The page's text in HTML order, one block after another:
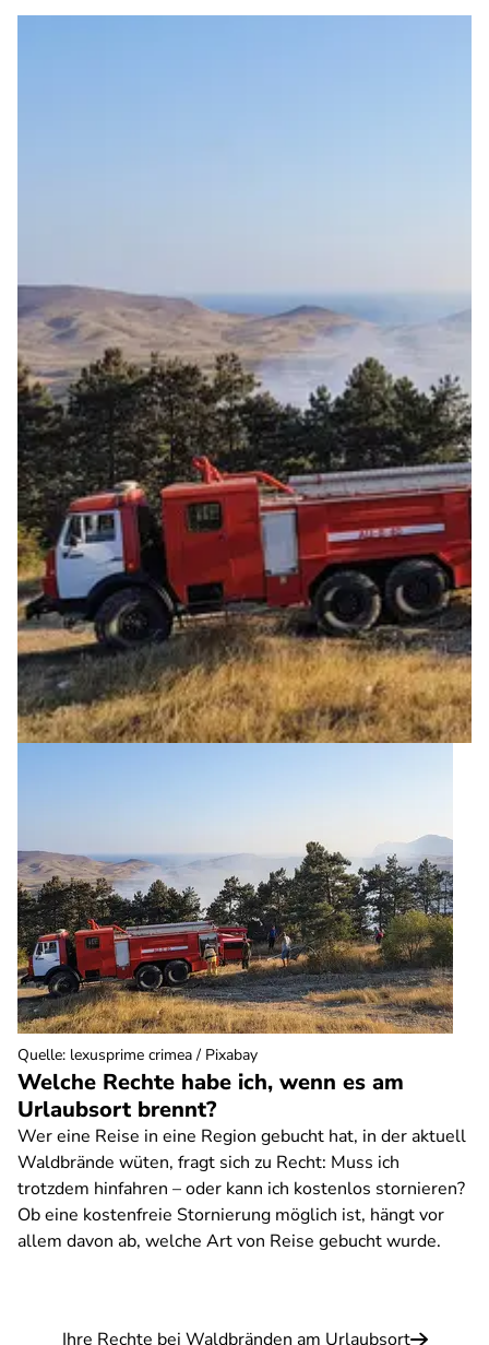
Welche Rechte habe ich, wenn es am
Urlaubsort brennt?
Wer eine Reise in eine Region gebucht hat, in der aktuell
Waldbrände wüten, fragt sich zu Recht: Muss ich
trotzdem hinfahren – oder kann ich kostenlos stornieren?
Ob eine kostenfreie Stornierung möglich ist, hängt vor
allem davon ab, welche Art von Reise gebucht wurde.
Ihre Rechte bei Waldbränden am Urlaubsort
Quelle: lexusprime crimea / Pixabay